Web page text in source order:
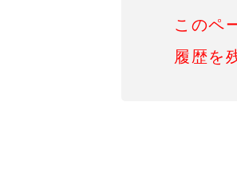
このペ
履歴を